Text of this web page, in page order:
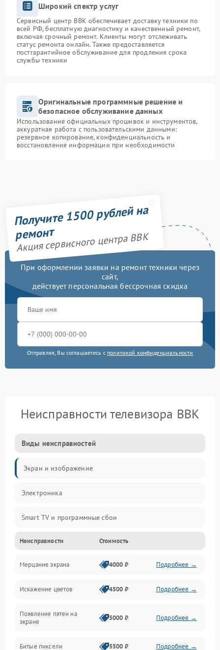
Широкий спектр услуг
Сервисный центр BBK обеспечивает доставку техники по
всей РФ, бесплатную диагностику и качественный ремонт,
включая срочный ремонт. Клиенты могут отслеживать
статус ремонта онлайн. Также предоставляется
постгарантийное обслуживание для продления срока
службы техники
Оригинальные программные решение и
безопасное обслуживание данных
Использование официальных прошивок и инструментов,
аккуратная работа с пользовательскими данными:
резервное копирование, конфиденциальность и
восстановление информации при необходимости
Получите 1500 рублей на
ремонт
Акция сервисного центра BBK
При оформлении заявки на ремонт техники через
сайт,
действует персональная бессрочная скидка
Отправляя, Вы соглашаетесь с политикой конфиденциальности
Неисправности телевизора BBK
Виды неисправностей
Экран и изображение
Электроника
Smart TV и программные сбои
Питание и запуск
Подсветка и LED-модули
Звук и аудиосистема
Сигнал и приём каналов
Неисправности Стоимость
Мерцание экрана 4000 ₽ Подробнее →
Искажение цветов 4500 ₽ Подробнее →
Появление пятен на
экране
5000 ₽ Подробнее →
Битые пиксели 5500 ₽ Подробнее →